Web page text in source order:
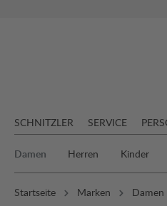
SCHNITZLER SERVICE
Damen Herren Kinder
Startseite Marken Damen